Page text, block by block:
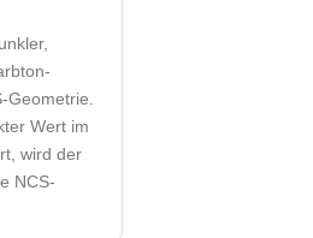
Geometrie.
Wert im
wird der
NCS-